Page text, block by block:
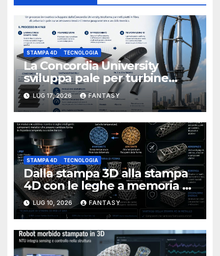
STAMPA 4D TECNOLOGIA
La Concordia University
sviluppa pale per turbine
verticali con la stampa 4D
LUG 17, 2026 FANTASY
STAMPA 4D TECNOLOGIA
Dalla stampa 3D alla stampa
4D con le leghe a memoria di
forma
LUG 10, 2026 FANTASY